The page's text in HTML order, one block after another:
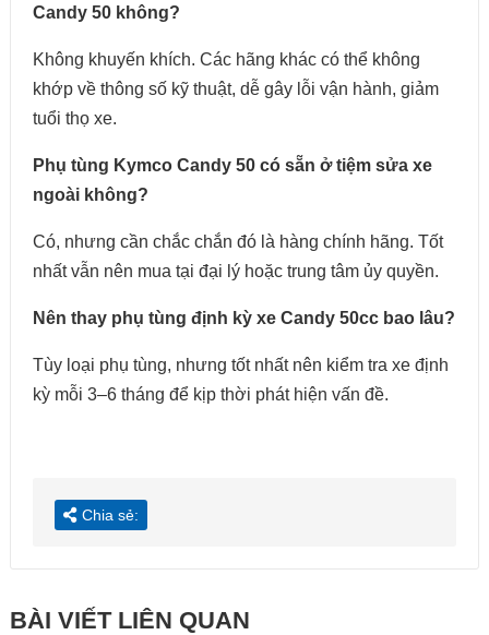
Candy 50 không?
Không khuyến khích. Các hãng khác có thể không
khớp về thông số kỹ thuật, dễ gây lỗi vận hành, giảm
tuổi thọ xe.
Phụ tùng Kymco Candy 50 có sẵn ở tiệm sửa xe
ngoài không?
Có, nhưng cần chắc chắn đó là hàng chính hãng. Tốt
nhất vẫn nên mua tại đại lý hoặc trung tâm ủy quyền.
Nên thay phụ tùng định kỳ xe Candy 50cc bao lâu?
Tùy loại phụ tùng, nhưng tốt nhất nên kiểm tra xe định
kỳ mỗi 3–6 tháng để kịp thời phát hiện vấn đề.
Chia sẻ:
BÀI VIẾT LIÊN QUAN